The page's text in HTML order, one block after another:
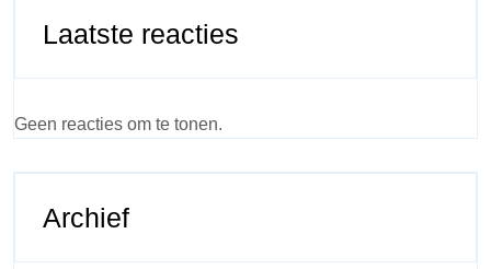
Laatste reacties
Geen reacties om te tonen.
Archief